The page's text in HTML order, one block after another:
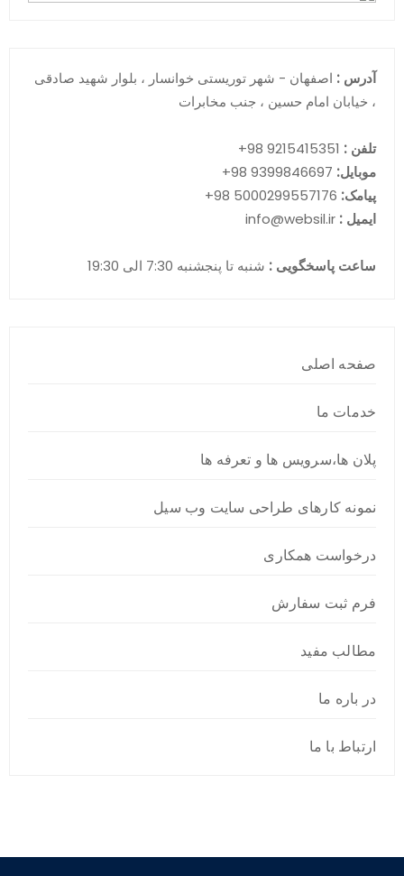
آدرس : اصفهان - شهر توریستی خوانسار ، بلوار شهید صادقی
، خیابان امام حسین ، جنب مخابرات
تلفن :
موبایل:
پیامک:
ایمیل :
ساعت پاسخگویی : شنبه تا پنجشنبه 7:30 الی 19:30
صفحه اصلی
خدمات ما
پلان ها،سرویس ها و تعرفه ها
نمونه کارهای طراحی سایت وب سیل
درخواست همکاری
فرم ثبت سفارش
مطالب مفید
در باره ما
ارتباط با ما